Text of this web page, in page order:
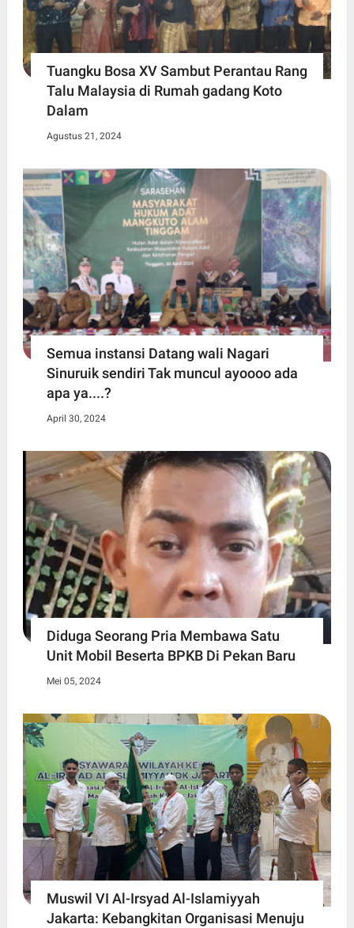
Tuangku Bosa XV Sambut Perantau Rang
Talu Malaysia di Rumah gadang Koto
Dalam
Agustus 21, 2024
Semua instansi Datang wali Nagari
Sinuruik sendiri Tak muncul ayoooo ada
apa ya....?
April 30, 2024
Diduga Seorang Pria Membawa Satu
Unit Mobil Beserta BPKB Di Pekan Baru
Mei 05, 2024
Muswil VI Al-Irsyad Al-Islamiyyah
Jakarta: Kebangkitan Organisasi Menuju